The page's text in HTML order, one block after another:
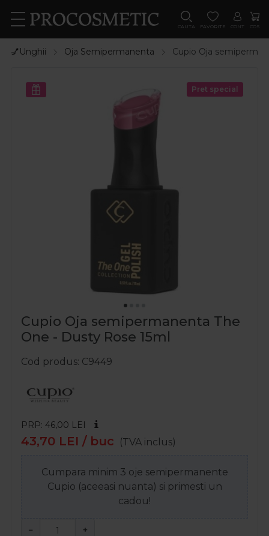
CAUTA FAVORITE CONT COS
💅Unghii Oja Semipermanenta Cupio Oja
Pret special
Cupio Oja semipermanenta The
One - Dusty Rose 15ml
Cod produs C9449
PRP: 46,00 LEI
43,70 LEI / buc (TVA inclus)
Cumpara minim 3 oje semipermanente
Cupio (aceeasi nuanta) si primesti un
cadou!
− +